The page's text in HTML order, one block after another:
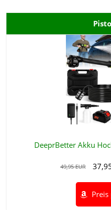
DeeprBetter Akku
49,95 EUR